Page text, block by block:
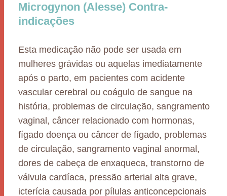
Microgynon (Alesse) Contra-
indicações
Esta medicação não pode ser usada em
mulheres grávidas ou aquelas imediatamente
após o parto, em pacientes com acidente
vascular cerebral ou coágulo de sangue na
história, problemas de circulação, sangramento
vaginal, câncer relacionado com hormonas,
fígado doença ou câncer de fígado, problemas
de circulação, sangramento vaginal anormal,
dores de cabeça de enxaqueca, transtorno de
válvula cardíaca, pressão arterial alta grave,
icterícia causada por pílulas anticoncepcionais